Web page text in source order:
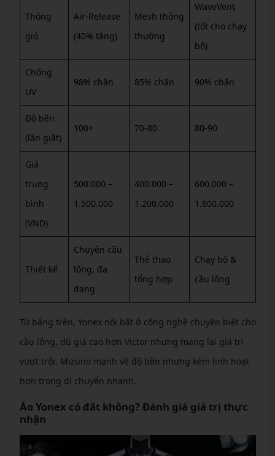
Thông
gió
Air-Release
(40% tăng)
Mesh thông
thường
WaveVent
(tốt cho chạy
bộ)
Chống
UV
98% chặn 85% chặn 90% chặn
Độ bền
(lần giặt)
100+ 70-80 80-90
Giá
trung
bình
(VND)
500.000 –
1.500.000
400.000 –
1.200.000
600.000 –
1.800.000
Thiết kế
Chuyên cầu
lông, đa
dạng
Thể thao
tổng hợp
Chạy bộ &
cầu lông
Từ bảng trên, Yonex nổi bật ở công nghệ chuyên biệt cho
cầu lông, dù giá cao hơn Victor nhưng mang lại giá trị
vượt trội. Mizuno mạnh về độ bền nhưng kém linh hoạt
hơn trong di chuyển nhanh.
Áo Yonex có đắt không? Đánh giá giá trị thực
nhận